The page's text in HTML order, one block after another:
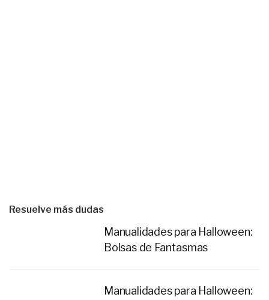
Resuelve más dudas
Manualidades para Halloween:
Bolsas de Fantasmas
Manualidades para Halloween: